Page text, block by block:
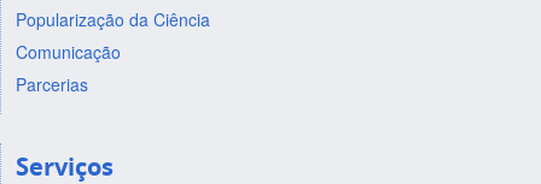
Popularização da Ciência
Comunicação
Parcerias
Serviços